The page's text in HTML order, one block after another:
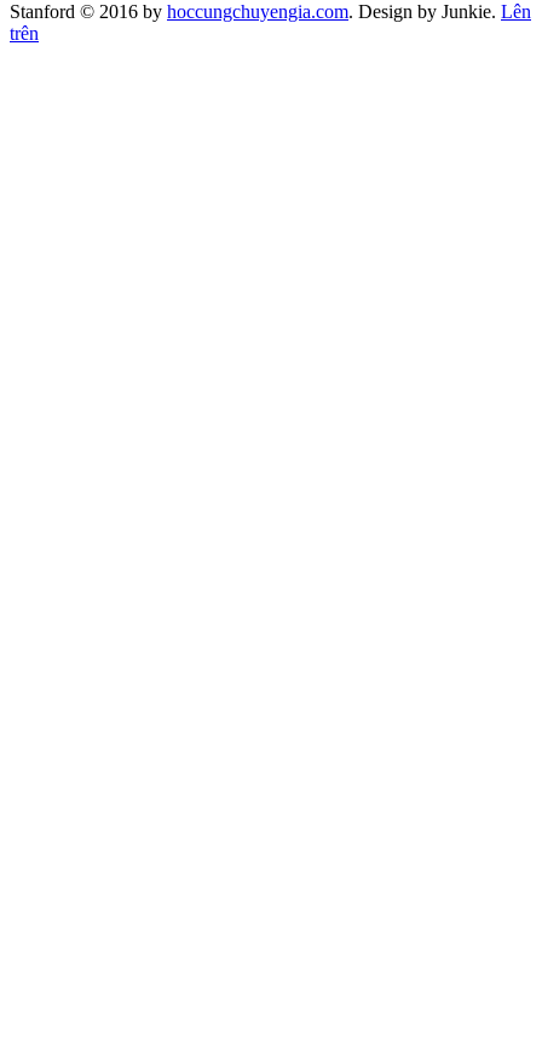
Stanford © 2016 by hoccungchuyengia.com. Design by Junkie. Lên
trên